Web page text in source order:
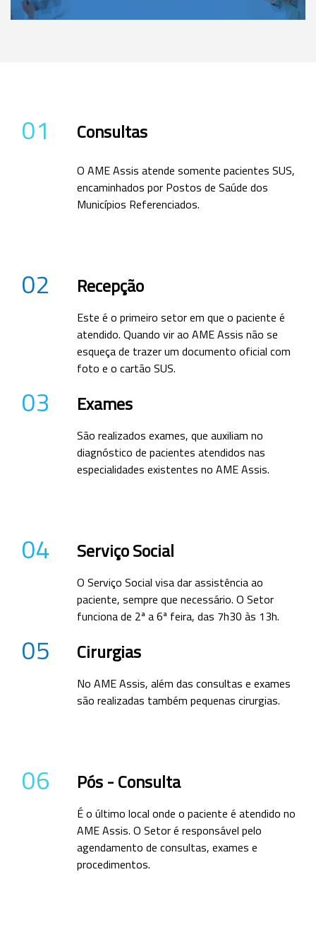
01 Consultas
O AME Assis atende somente pacientes SUS,
encaminhados por Postos de Saúde dos
Municípios Referenciados.
02 Recepção
Este é o primeiro setor em que o paciente é
atendido. Quando vir ao AME Assis não se
esqueça de trazer um documento oficial com
foto e o cartão SUS.
03 Exames
São realizados exames, que auxiliam no
diagnóstico de pacientes atendidos nas
especialidades existentes no AME Assis.
04 Serviço Social
O Serviço Social visa dar assistência ao
paciente, sempre que necessário. O Setor
funciona de 2ª a 6ª feira, das 7h30 às 13h.
05 Cirurgias
No AME Assis, além das consultas e exames
são realizadas também pequenas cirurgias.
06 Pós - Consulta
É o último local onde o paciente é atendido no
AME Assis. O Setor é responsável pelo
agendamento de consultas, exames e
procedimentos.